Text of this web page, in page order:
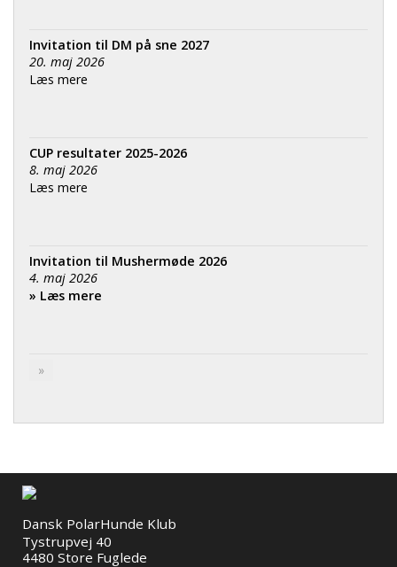
Invitation til DM på sne 2027
20. maj 2026
Læs mere
CUP resultater 2025-2026
8. maj 2026
Læs mere
Invitation til Mushermøde 2026
4. maj 2026
» Læs mere
»
Dansk PolarHunde Klub
Tystrupvej 40
4480 Store Fuglede